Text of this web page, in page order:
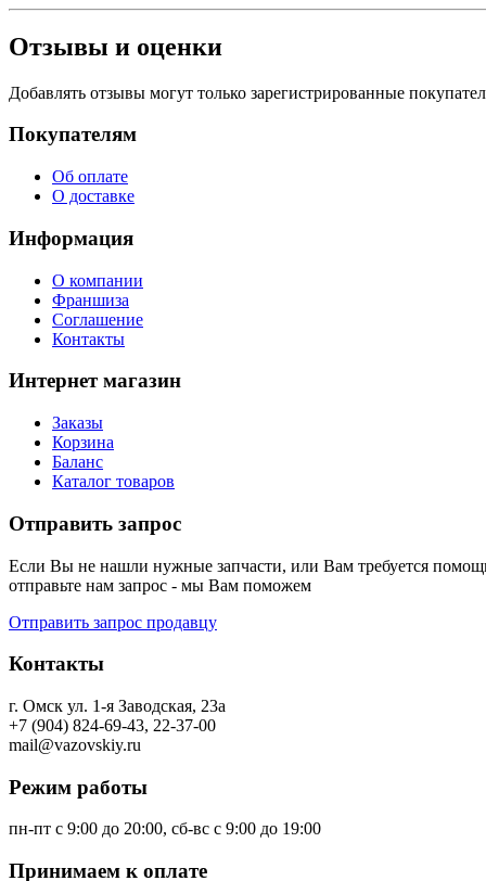
Отзывы и оценки
Добавлять отзывы могут только зарегистрированные
Покупателям
Об оплате
О доставке
Информация
О компании
Франшиза
Соглашение
Контакты
Интернет магазин
Заказы
Корзина
Баланс
Каталог товаров
Отправить запрос
Если Вы не нашли нужные запчасти, или Вам требуется
отправьте нам запрос - мы Вам поможем
Отправить запрос продавцу
Контакты
г. Омск ул. 1-я Заводская, 23а
+7 (904) 824-69-43, 22-37-00
mail@vazovskiy.ru
Режим работы
пн-пт с 9:00 до 20:00, сб-вс с 9:00 до 19:00
Принимаем к оплате